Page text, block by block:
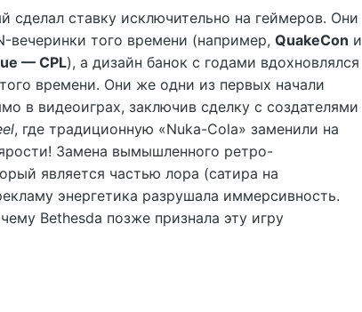
сделал ставку исключительно на геймеров. Они
вечеринки того времени (например, QuakeCon и
— CPL), а дизайн банок с годами вдохновлялся
времени. Они же одни из первых начали
в видеоиграх, заключив сделку с создателями
, где традиционную «Nuka-Cola» заменили на
Замена вымышленного ретро-
является частью лора (сатира на
энергетика разрушала иммерсивность.
Bethesda позже признала эту игру